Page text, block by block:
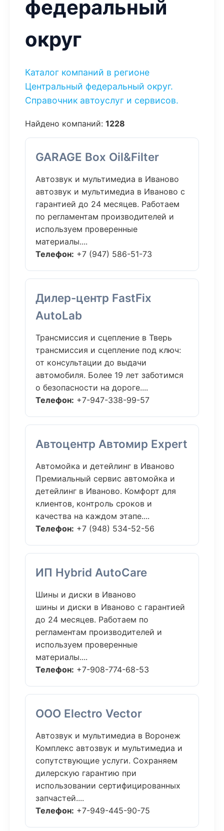
федеральный
округ
Каталог компаний в регионе
Центральный федеральный округ.
Справочник автоуслуг и сервисов.
Найдено компаний: 1228
GARAGE Box Oil&Filter
Автозвук и мультимедиа в Иваново
автозвук и мультимедиа в Иваново с
гарантией до 24 месяцев. Работаем
по регламентам производителей и
используем проверенные
материалы....
Телефон: +7 (947) 586-51-73
Дилер-центр FastFix
AutoLab
Трансмиссия и сцепление в Тверь
трансмиссия и сцепление под ключ:
от консультации до выдачи
автомобиля. Более 19 лет заботимся
о безопасности на дороге....
Телефон: +7-947-338-99-57
Автоцентр Автомир Expert
Автомойка и детейлинг в Иваново
Премиальный сервис автомойка и
детейлинг в Иваново. Комфорт для
клиентов, контроль сроков и
качества на каждом этапе....
Телефон: +7 (948) 534-52-56
ИП Hybrid AutoCare
Шины и диски в Иваново
шины и диски в Иваново с гарантией
до 24 месяцев. Работаем по
регламентам производителей и
используем проверенные
материалы....
Телефон: +7-908-774-68-53
ООО Electro Vector
Автозвук и мультимедиа в Воронеж
Комплекс автозвук и мультимедиа и
сопутствующие услуги. Сохраняем
дилерскую гарантию при
использовании сертифицированных
запчастей....
Телефон: +7-949-445-90-75